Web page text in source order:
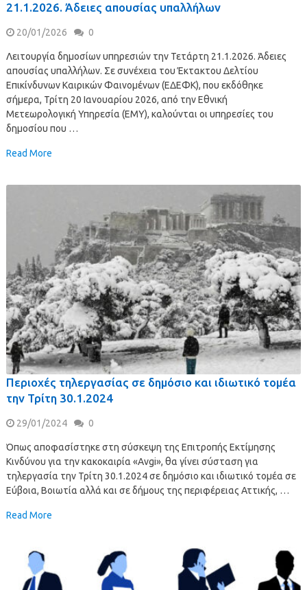
21.1.2026. Άδειες απουσίας υπαλλήλων
20/01/2026 0
Λειτουργία δημοσίων υπηρεσιών την Τετάρτη 21.1.2026. Άδειες
απουσίας υπαλλήλων. Σε συνέχεια του Έκτακτου Δελτίου
Επικίνδυνων Καιρικών Φαινομένων (ΕΔΕΦΚ), που εκδόθηκε
σήμερα, Τρίτη 20 Ιανουαρίου 2026, από την Εθνική
Μετεωρολογική Υπηρεσία (ΕΜΥ), καλούνται οι υπηρεσίες του
δημοσίου που …
Read More
Περιοχές τηλεργασίας σε δημόσιο και ιδιωτικό τομέα
την Τρίτη 30.1.2024
29/01/2024 0
Όπως αποφασίστηκε στη σύσκεψη της Επιτροπής Εκτίμησης
Κινδύνου για την κακοκαιρία «Avgi», θα γίνει σύσταση για
τηλεργασία την Τρίτη 30.1.2024 σε δημόσιο και ιδιωτικό τομέα σε
Εύβοια, Βοιωτία αλλά και σε δήμους της περιφέρειας Αττικής, …
Read More